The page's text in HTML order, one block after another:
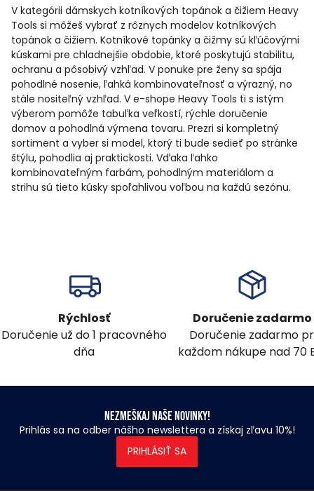
V kategórii dámskych kotníkových topánok a čižiem Heavy
Tools si môžeš vybrať z rôznych modelov kotníkových
topánok a čižiem. Kotníkové topánky a čižmy sú kľúčovými
kúskami pre chladnejšie obdobie, ktoré poskytujú stabilitu,
ochranu a pôsobivý vzhľad. V ponuke pre ženy sa spája
pohodlné nosenie, ľahká kombinovateľnosť a výrazný, no
stále nositeľný vzhľad. V e-shope Heavy Tools ti s istým
výberom pomôže tabuľka veľkostí, rýchle doručenie
domov a pohodlná výmena tovaru. Prezri si kompletný
sortiment a vyber si model, ktorý ti bude sedieť po stránke
štýlu, pohodlia aj praktickosti. Vďaka ľahko
kombinovateľným farbám, pohodlným materiálom a
strihu sú tieto kúsky spoľahlivou voľbou na každú sezónu.
Rýchlosť
Doručenie už do 1 pracovného
dňa
Doručenie zadarmo
Doručenie zadarmo
každom nákupe nad 70
Nezmeškaj naše novinky!
Prihlás sa na odber nášho newslettera a získaj zľavu 10%!
PRIHLÁSIŤ SA